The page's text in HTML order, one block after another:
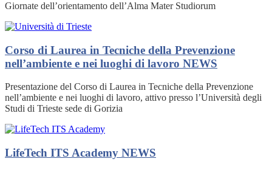
Giornate dell’orientamento dell’Alma Mater Studiorum
Corso di Laurea in Tecniche della Prevenzione
nell’ambiente e nei luoghi di lavoro NEWS
Presentazione del Corso di Laurea in Tecniche della Prevenzione
nell’ambiente e nei luoghi di lavoro, attivo presso l’Università degli
Studi di Trieste sede di Gorizia
LifeTech ITS Academy NEWS